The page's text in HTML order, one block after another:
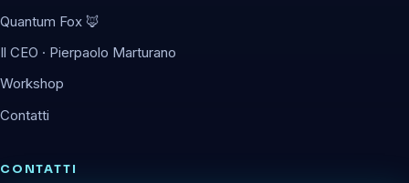
Quantum Fox 🦊
Il CEO · Pierpaolo Marturano
Workshop
Contatti
CONTATTI